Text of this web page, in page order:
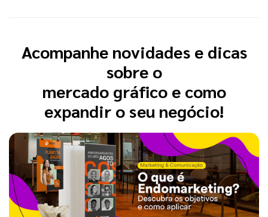
Acompanhe novidades e dicas
sobre o
mercado gráfico e como
expandir o seu negócio!